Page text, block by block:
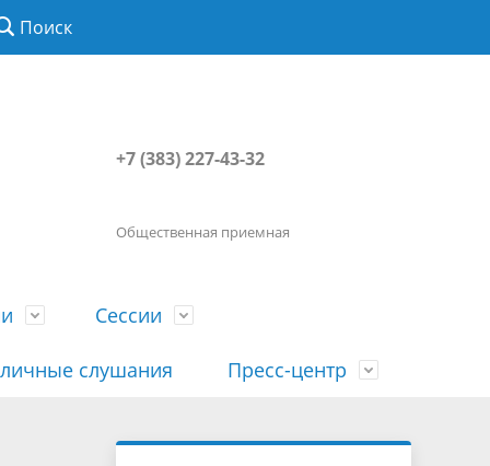
Поиск
+7 (383) 227-43-32
Общественная приемная
История
Сессии
Порядок посещения сессии
Сведения о доходах, расходах, об
слушания Пресс-центр
Наша "Прямая линия"